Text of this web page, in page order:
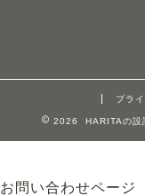
プラ
2026 HARITAの設
お問い合わせページ